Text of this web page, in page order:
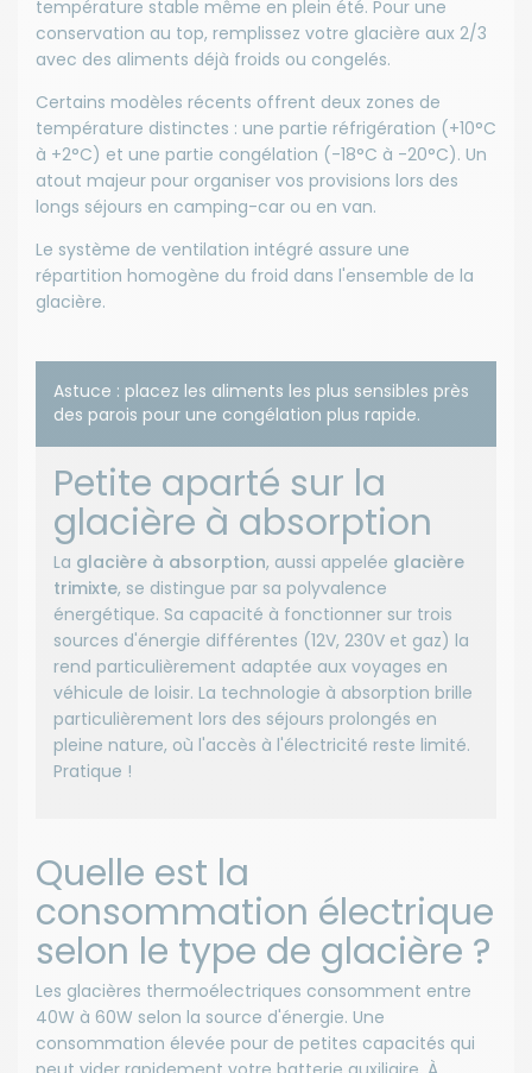
température stable même en plein été. Pour une
conservation au top, remplissez votre glacière aux 2/3
avec des aliments déjà froids ou congelés.
Certains modèles récents offrent deux zones de
température distinctes : une partie réfrigération (+10°C
à +2°C) et une partie congélation (-18°C à -20°C). Un
atout majeur pour organiser vos provisions lors des
longs séjours en camping-car ou en van.
Le système de ventilation intégré assure une
répartition homogène du froid dans l'ensemble de la
glacière.
Astuce : placez les aliments les plus sensibles près
des parois pour une congélation plus rapide.
Petite aparté sur la
glacière à absorption
La glacière à absorption, aussi appelée glacière
trimixte, se distingue par sa polyvalence
énergétique. Sa capacité à fonctionner sur trois
sources d'énergie différentes (12V, 230V et gaz) la
rend particulièrement adaptée aux voyages en
véhicule de loisir. La technologie à absorption brille
particulièrement lors des séjours prolongés en
pleine nature, où l'accès à l'électricité reste limité.
Pratique !
Quelle est la
consommation électrique
selon le type de glacière ?
Les glacières thermoélectriques consomment entre
40W à 60W selon la source d'énergie. Une
consommation élevée pour de petites capacités qui